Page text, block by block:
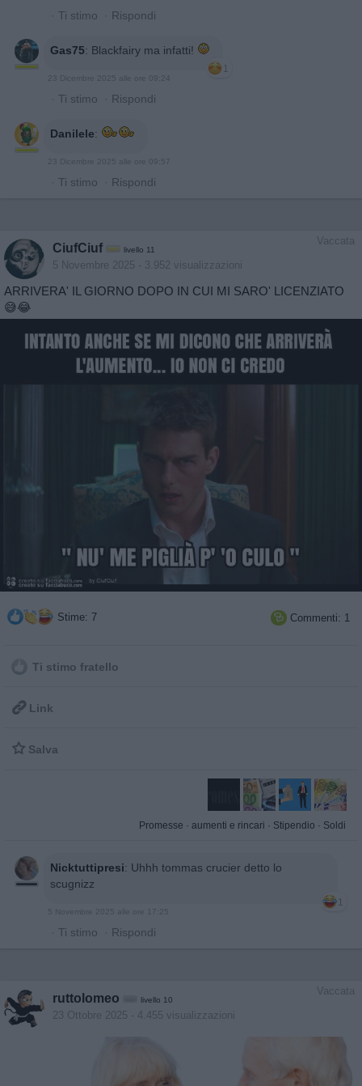
· Ti stimo · Rispondi
Gas75: Blackfairy ma infatti!
1
23 Dicembre 2025 alle ore 09:24
· Ti stimo · Rispondi
Danilele:
23 Dicembre 2025 alle ore 09:57
· Ti stimo · Rispondi
Vaccata
CiufCiuf livello 11
5 Novembre 2025 - 3.952 visualizzazioni
ARRIVERA' IL GIORNO DOPO IN CUI MI SARO' LICENZIATO
😅😂
Stime: 7  Commenti: 1
Ti stimo fratello
 Link
 Salva
Promesse · aumenti e rincari · Stipendio · Soldi
Nicktuttipresi: Uhhh tommas crucier detto lo
scugnizz
1
5 Novembre 2025 alle ore 17:25
· Ti stimo · Rispondi
Vaccata
ruttolomeo livello 10
23 Ottobre 2025 - 4.455 visualizzazioni